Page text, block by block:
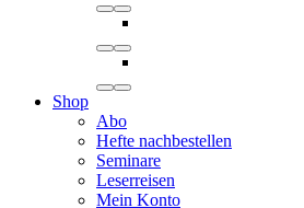
Shop
Abo
Hefte nachbestellen
Seminare
Leserreisen
Mein Konto